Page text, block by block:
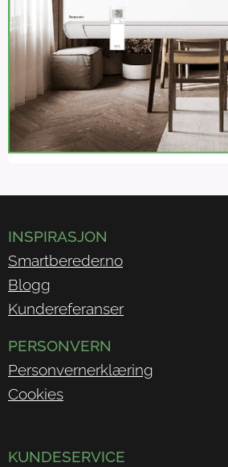
INSPIRASJON
Smartbereder.no
Blogg
Kundereferanser
PERSONVERN
Personvernerklæring
Cookies
KUNDESERVICE